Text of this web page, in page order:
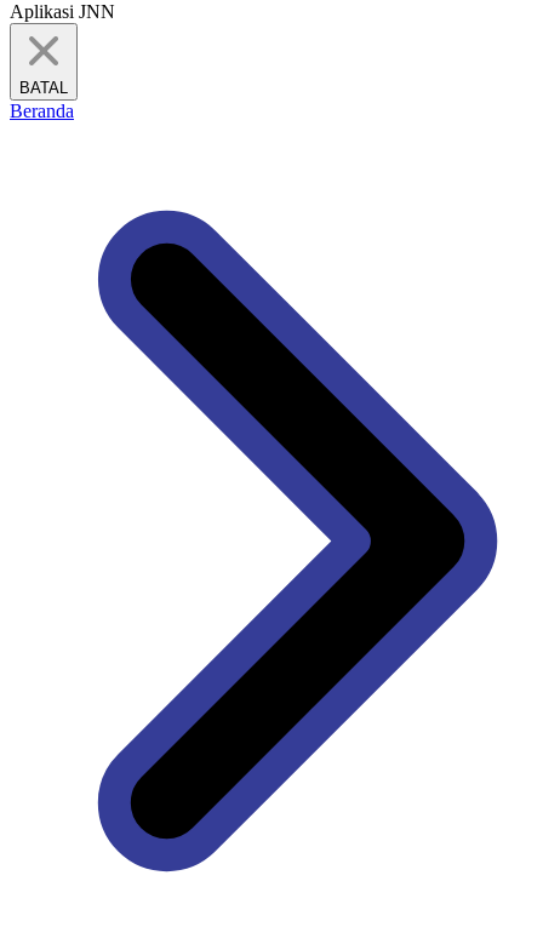
Aplikasi JNN
BATAL
Beranda